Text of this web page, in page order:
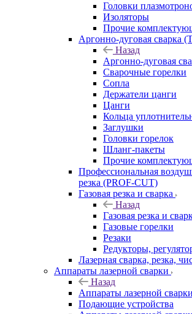
Головки
Изоляторы
Прочие
Аргонно-дуговая сварка
Назад
Аргонно-дуговая
Сварочные горелки
Сопла
Держатели цанги
Цанги
Кольца
Заглушки
Головки горелок
Шланг-пакеты
Прочие
Профессиональная
резка (PROF-CUT)
Газовая резка и сварка
Назад
Газовая резка и
Газовые горелки
Резаки
Редукторы,
Лазерная сварка, резка,
Аппараты лазерной сварки
Назад
Аппараты лазерной сварки
Подающие устройства